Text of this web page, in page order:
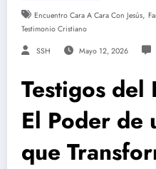
Encuentro Cara A Cara Con Jesús,
Testimonio Cristiano
SSH Mayo 12, 2026
Testigos del
El Poder de
que